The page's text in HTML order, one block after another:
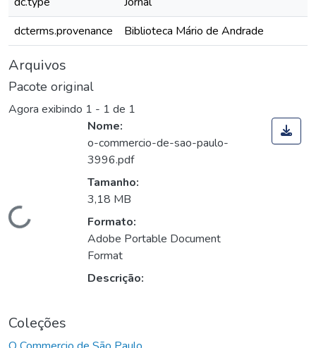
dcterms.provenance
Biblioteca Mário de Andrade
Arquivos
Pacote original
Agora exibindo 1 - 1 de 1
Carregando...
Nome:
o-commercio-de-sao-paulo-
3996.pdf
Tamanho:
3,18 MB
Formato:
Adobe Portable Document
Format
Descrição:
Coleções